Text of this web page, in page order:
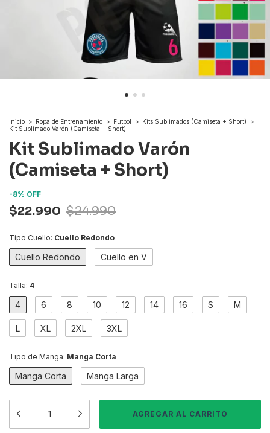
Inicio > Ropa de Entrenamiento > Futbol > Kits Sublimados (Camiseta + Short)
>
Kit Sublimado Varón (Camiseta + Short)
Kit Sublimado Varón
(Camiseta + Short)
-8% OFF
$22.990 $24.990
Tipo Cuello: Cuello Redondo
Cuello Redondo Cuello en V
Talla: 4
4 6 8 10 12 14 16 S M
L XL 2XL 3XL
Tipo de Manga: Manga Corta
Manga Corta Manga Larga